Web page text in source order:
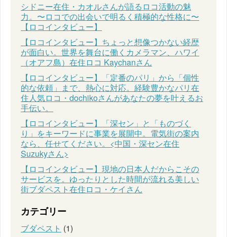
シドニー在住・カオルさんが語るロコ活動の魅
力。〜ロコでの出会いで明るく積極的な性格に〜
【ロコインタビュー】
【ロコインタビュー】ちょっと想像つかない経歴
が面白い。世界を舞台に働くカメラマン、ハワイ
（オアフ島）在住ロコ Kaychanさん
【ロコインタビュー】「定番のパリ」から「個性
的な依頼」まで、熱心に対応。経験豊かなパリ在
住人気ロコ・dochikoさんがあなたの夢を叶えるお
手伝い。
【ロコインタビュー】「深セン」と「ものづく
り」をキーワードに事業を展開中。電気街の案内
なら、任せてください。<中国・深セン在住
Suzukyさん>
【ロコインタビュー】現地の日本人だからこその
サービスを。ゆったりとした時間が流れる美しい
街ブダペスト在住ロコ・ケイさん
カテゴリー
ブダペスト (1)